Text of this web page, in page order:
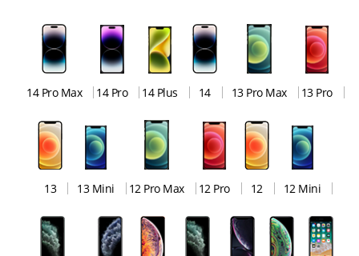
14 Pro Max 14 Pro 14 Plus 14 13 Pro Max 13 Pro
13 13 Mini 12 Pro Max 12 Pro 12 12 Mini